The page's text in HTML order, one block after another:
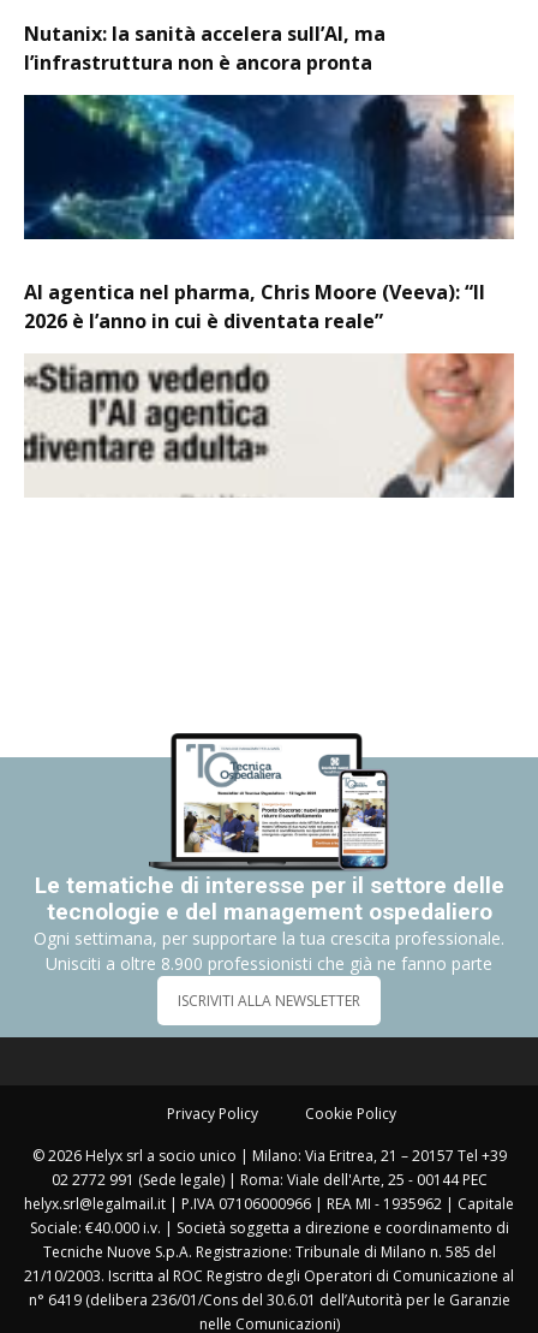
Nutanix: la sanità accelera sull’AI, ma
l’infrastruttura non è ancora pronta
AI agentica nel pharma, Chris Moore (Veeva): “Il
2026 è l’anno in cui è diventata reale”
Le tematiche di interesse per il settore delle
tecnologie e del management ospedaliero
Ogni settimana, per supportare la tua crescita professionale.
Unisciti a oltre 8.900 professionisti che già ne fanno parte
ISCRIVITI ALLA NEWSLETTER
Privacy Policy Cookie Policy
© 2026 Helyx srl a socio unico | Milano: Via Eritrea, 21 – 20157 Tel +39
02 2772 991 (Sede legale) | Roma: Viale dell'Arte, 25 - 00144 PEC
helyx.srl@legalmail.it | P.IVA 07106000966 | REA MI - 1935962 | Capitale
Sociale: €40.000 i.v. | Società soggetta a direzione e coordinamento di
Tecniche Nuove S.p.A. Registrazione: Tribunale di Milano n. 585 del
21/10/2003. Iscritta al ROC Registro degli Operatori di Comunicazione al
n° 6419 (delibera 236/01/Cons del 30.6.01 dell’Autorità per le Garanzie
nelle Comunicazioni)